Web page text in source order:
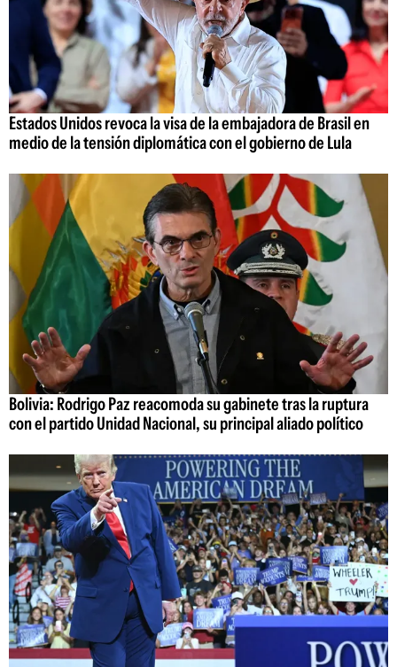
Estados Unidos revoca la visa de la embajadora de Brasil en
medio de la tensión diplomática con el gobierno de Lula
Bolivia: Rodrigo Paz reacomoda su gabinete tras la ruptura
con el partido Unidad Nacional, su principal aliado político